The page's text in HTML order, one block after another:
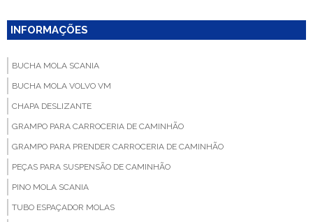
INFORMAÇÕES
BUCHA MOLA SCANIA
BUCHA MOLA VOLVO VM
CHAPA DESLIZANTE
GRAMPO PARA CARROCERIA DE CAMINHÃO
GRAMPO PARA PRENDER CARROCERIA DE CAMINHÃO
PEÇAS PARA SUSPENSÃO DE CAMINHÃO
PINO MOLA SCANIA
TUBO ESPAÇADOR MOLAS